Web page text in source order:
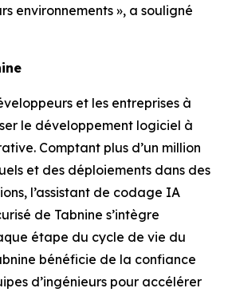
environnements », a souligné
et les entreprises à
le développement logiciel à
Comptant plus d’un million
et des déploiements dans des
l’assistant de codage IA
de Tabnine s’intègre
étape du cycle de vie du
bénéficie de la confiance
d’ingénieurs pour accélérer